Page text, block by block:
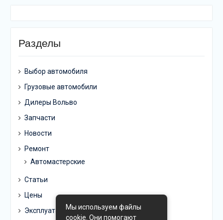
Разделы
Выбор автомобиля
Грузовые автомобили
Дилеры Вольво
Запчасти
Новости
Ремонт
Автомастерские
Статьи
Цены
ЭксплуатацияМы используем файлы
cookie. Они помогают